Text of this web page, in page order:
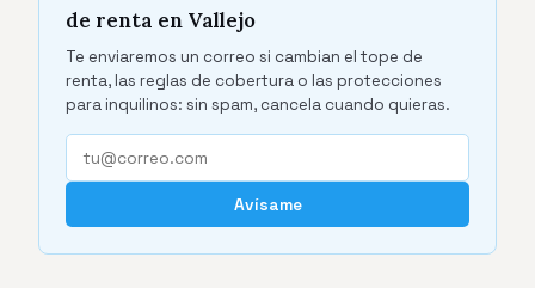
de renta en Vallejo
Te enviaremos un correo si cambian el tope de
renta, las reglas de cobertura o las protecciones
para inquilinos: sin spam, cancela cuando quieras.
Avísame